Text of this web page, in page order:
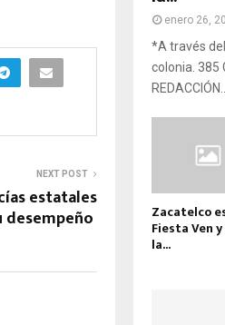
NEXT POST
estatales
desempeño
enero 26,
*A través
colonia. 385
Zacatelco
Fiesta Ven
la...